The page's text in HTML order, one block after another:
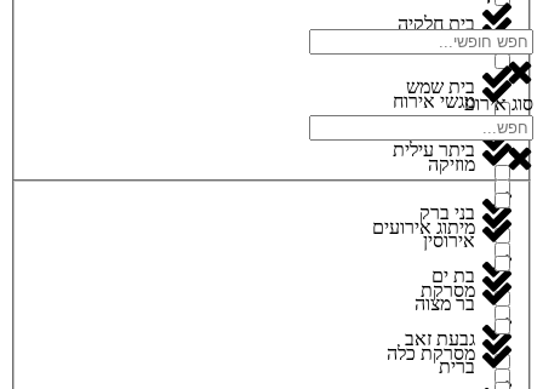
מגנטים
מגשי אירוח
מוזיקה
מיתוג אירועים
מסרקת
מסרקת כלה
בית חלקיה
בית שמש
ביתר עילית
בני ברק
בת ים
גבעת זאב
סוג אירוע
אירוסין
בר מצוה
ברית